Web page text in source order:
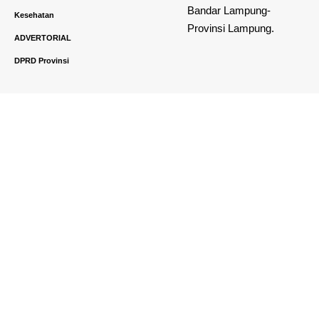
Kesehatan
ADVERTORIAL
DPRD Provinsi
Bandar Lampung-
Provinsi Lampung.